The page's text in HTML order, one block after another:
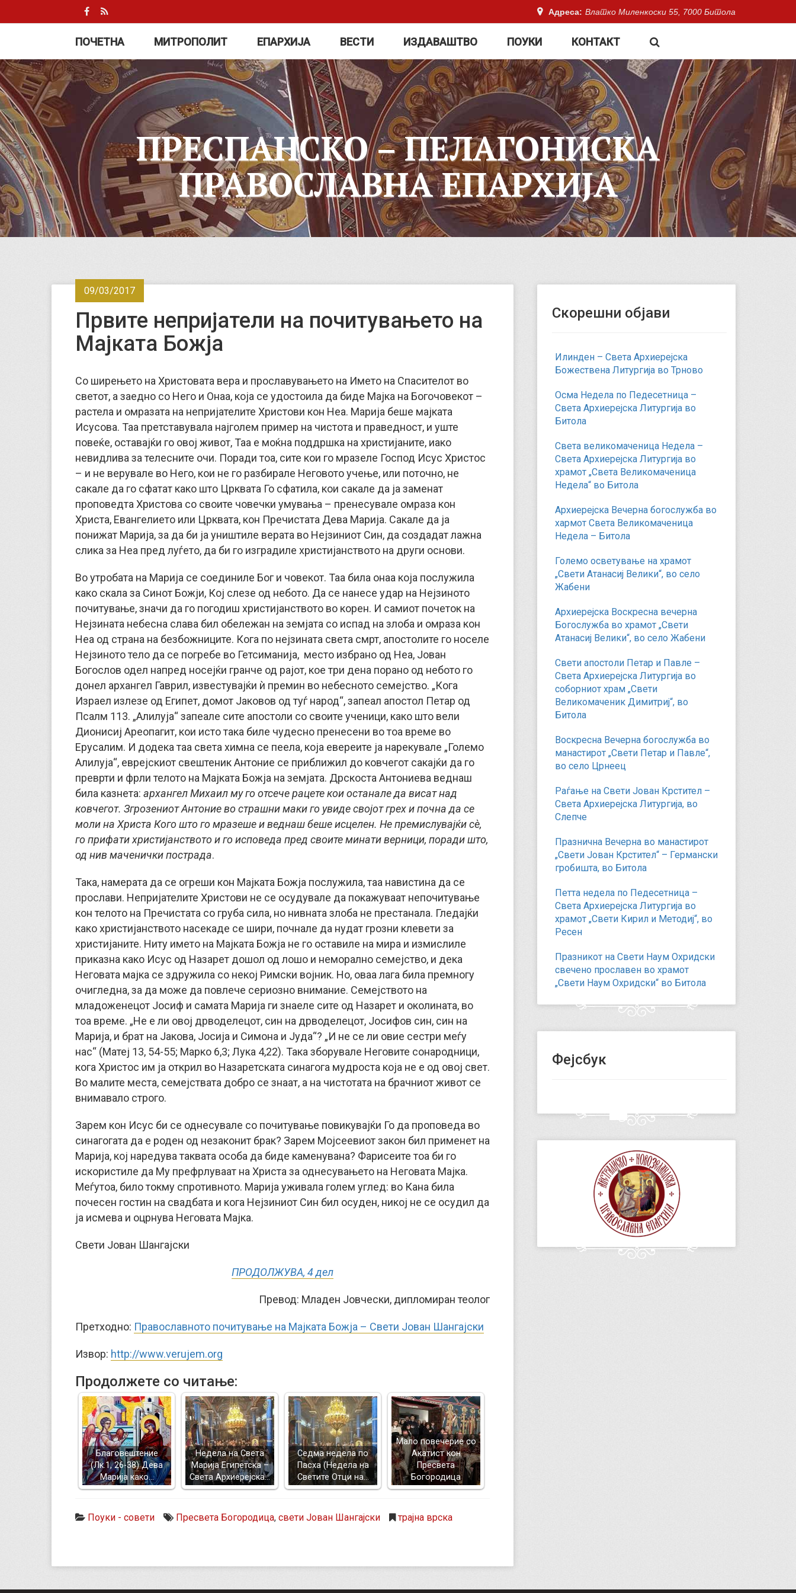
Адреса: Влатко Миленкоски 55, 7000 Битола
ПОЧЕТНА МИТРОПОЛИТ ЕПАРХИЈА ВЕСТИ ИЗДАВАШТВО ПОУКИ КОНТАКТ
ПРЕСПАНСКО – ПЕЛАГОНИСКА
ПРАВОСЛАВНА ЕПАРХИЈА
09/03/2017
Првите непријатели на почитувањето на
Мајката Божја
Со ширењето на Христовата вера и прославувањето на Името на Спасителот во
светот, а заедно со Него и Онаа, која се удостоила да биде Мајка на Богочовекот –
растела и омразата на непријателите Христови кон Неа. Марија беше мајката
Исусова. Таа претставувала најголем пример на чистота и праведност, и уште
повеќе, оставајќи го овој живот, Таа е моќна поддршка на христијаните, иако
невидлива за телесните очи. Поради тоа, сите кои го мразеле Господ Исус Христос
– и не верувале во Него, кои не го разбирале Неговото учење, или поточно, не
сакале да го сфатат како што Црквата Го сфатила, кои сакале да ја заменат
проповедта Христова со своите човечки умувања – пренесувале омраза кон
Христа, Евангелието или Црквата, кон Пречистата Дева Марија. Сакале да ја
понижат Марија, за да би ја уништиле верата во Нејзиниот Син, да создадат лажна
слика за Неа пред луѓето, да би го изградиле христијанството на други основи.
Во утробата на Марија се соединиле Бог и човекот. Таа била онаа која послужила
како скала за Синот Божји, Кој слезе од небото. Да се нанесе удар на Нејзиното
почитување, значи да го погодиш христијанството во корен. И самиот почеток на
Нејзината небесна слава бил обележан на земјата со испад на злоба и омраза кон
Неа од страна на безбожниците. Кога по нејзината света смрт, апостолите го носеле
Нејзиното тело да се погребе во Гетсиманија, место избрано од Неа, Јован
Богослов одел напред носејќи гранче од рајот, кое три дена порано од небото го
донел архангел Гаврил, известувајќи ѝ премин во небесното семејство. „Кога
Израел излезе од Египет, домот Јаковов од туѓ народ“, запеал апостол Петар од
Псалм 113. „Алилуја“ запеале сите апостоли со своите ученици, како што вели
Дионисиј Ареопагит, кои исто така биле чудесно пренесени во тоа време во
Ерусалим. И додека таа света химна се пеела, која евереите ја нарекувале „Големо
Алилуја“, еврејскиот свештеник Антоние се приближил до ковчегот сакајќи да го
преврти и фрли телото на Мајката Божја на земјата. Дрскоста Антониева веднаш
била казнета: архангел Михаил му го отсече рацете кои останале да висат над
ковчегот. Згрозениот Антоние во страшни маки го увиде својот грех и почна да се
моли на Христа Кого што го мразеше и веднаш беше исцелен. Не премислувајќи сè,
го прифати христијанството и го исповеда пред своите минати верници, поради што,
од нив маченички пострада.
Така, намерата да се огреши кон Мајката Божја послужила, таа навистина да се
прослави. Непријателите Христови не се осудувале да покажуваат непочитување
кон телото на Пречистата со груба сила, но нивната злоба не престанала. Гледајќи
како христијанството насекаде се шири, почнале да нудат грозни клевети за
христијаните. Ниту името на Мајката Божја не го оставиле на мира и измислиле
приказна како Исус од Назарет дошол од лошо и неморално семејство, и дека
Неговата мајка се здружила со некој Римски војник. Но, оваа лага била премногу
очигледна, за да може да повлече сериозно внимание. Семејството на
младоженецот Јосиф и самата Марија ги знаеле сите од Назарет и околината, во
тоа време. „Не е ли овој дрводелецот, син на дрводелецот, Јосифов син, син на
Марија, и брат на Јакова, Јосија и Симона и Јуда“? „И не се ли овие сестри меѓу
нас“ (Матеј 13, 54-55; Марко 6,3; Лука 4,22). Така зборувале Неговите сонародници,
кога Христос им ја открил во Назаретската синагога мудроста која не е од овој свет.
Во малите места, семејствата добро се знаат, а на чистотата на брачниот живот се
внимавало строго.
Зарем кон Исус би се однесувале со почитување повикувајќи Го да проповеда во
синагогата да е роден од незаконит брак? Зарем Мојсеевиот закон бил применет на
Марија, кој наредува таквата особа да биде каменувана? Фарисеите тоа би го
искористиле да Му префрлуваат на Христа за однесувањето на Неговата Мајка.
Меѓутоа, било токму спротивното. Марија уживала голем углед: во Кана била
почесен гостин на свадбата и кога Нејзиниот Син бил осуден, никој не се осудил да
ја исмева и оцрнува Неговата Мајка.
Свети Јован Шангајски
ПРОДОЛЖУВА, 4 дел
Превод: Младен Јовчески, дипломиран теолог
Претходно: Православното почитување на Мајката Божја – Свети Јован Шангајски
Извор: http://www.verujem.org
Продолжете со читање:
Благовештение
(Лк.1, 26-38) Дева
Марија како…
Недела на Света
Марија Египетска –
Света Архиерејска…
Седма недела по
Пасха (Недела на
Светите Отци на…
Mало повечерие со
Акатист кон
Пресвета
Богородица
Поуки - совети Пресвета Богородица, свети Јован Шангајски трајна врска
Скорешни објави
Илинден – Света Архиерејска
Божествена Литургија во Трново
Осма Недела по Педесетница –
Света Архиерејска Литургија во
Битола
Света великомаченица Недела –
Света Архиерејска Литургија во
храмот „Света Великомаченица
Недела“ во Битола
Архиерејска Вечерна богослужба во
хармот Света Великомаченица
Недела – Битола
Големо осветување на храмот
„Свети Атанасиј Велики“, во село
Жабени
Архиерејска Воскресна вечерна
Богослужба во храмот „Свети
Атанасиј Велики“, во село Жабени
Свети апостоли Петар и Павле –
Света Архиерејска Литургија во
соборниот храм „Свети
Великомаченик Димитриј“, во
Битола
Воскресна Вечерна богослужба во
манастирот „Свети Петар и Павле“,
во село Црнеец
Раѓање на Свети Јован Крстител –
Света Архиерејска Литургија, во
Слепче
Празнична Вечерна во манастирот
„Свети Јован Крстител“ – Германски
гробишта, во Битола
Петта недела по Педесетница –
Света Архиерејска Литургија во
храмот „Свети Кирил и Методиј“, во
Ресен
Празникот на Свети Наум Охридски
свечено прославен во храмот
„Свети Наум Охридски“ во Битола
Фејсбук